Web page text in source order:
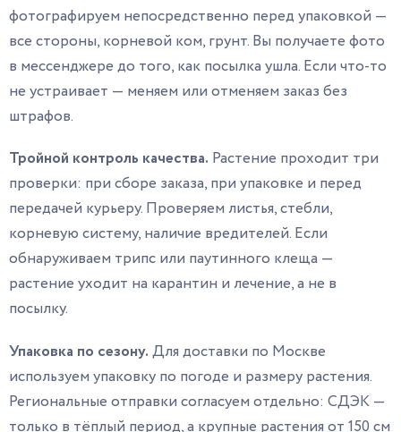
фотографируем непосредственно перед упаковкой —
все стороны, корневой ком, грунт. Вы получаете фото
в мессенджере до того, как посылка ушла. Если что-то
не устраивает — меняем или отменяем заказ без
штрафов.
Тройной контроль качества. Растение проходит три
проверки: при сборе заказа, при упаковке и перед
передачей курьеру. Проверяем листья, стебли,
корневую систему, наличие вредителей. Если
обнаруживаем трипс или паутинного клеща —
растение уходит на карантин и лечение, а не в
посылку.
Упаковка по сезону. Для доставки по Москве
используем упаковку по погоде и размеру растения.
Региональные отправки согласуем отдельно: СДЭК —
только в тёплый период, а крупные растения от 150 см